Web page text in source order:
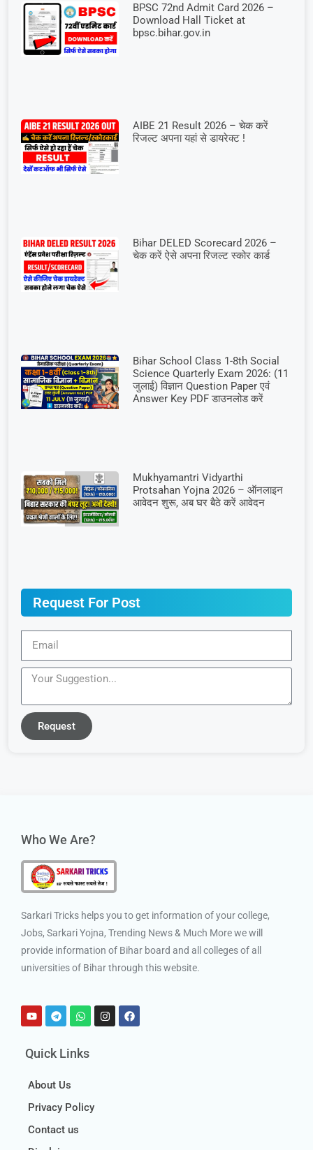
BPSC 72nd Admit Card 2026 –
Download Hall Ticket at
bpsc.bihar.gov.in
AIBE 21 Result 2026 – चेक करें
रिजल्ट अपना यहां से डायरेक्ट !
Bihar DELED Scorecard 2026 –
चेक करें ऐसे अपना रिजल्ट स्कोर कार्ड
Bihar School Class 1-8th Social
Science Quarterly Exam 2026: (11
जुलाई) विज्ञान Question Paper एवं
Answer Key PDF डाउनलोड करें
Mukhyamantri Vidyarthi
Protsahan Yojna 2026 – ऑनलाइन
आवेदन शुरू, अब घर बैठे करें आवेदन
Request For Post
Request
Who We Are?
Sarkari Tricks helps you to get information of your college,
Jobs, Sarkari Yojna, Trending News & Much More we will
provide information of Bihar board and all colleges of all
universities of Bihar through this website.
Quick Links
About Us
Privacy Policy
Contact us